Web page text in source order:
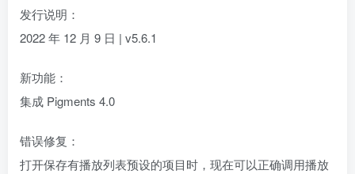
发行说明：
2022 年 12 月 9 日 | v5.6.1
新功能：
集成 Pigments 4.0
错误修复：
打开保存有播放列表预设的项目时，现在可以正确调用播放